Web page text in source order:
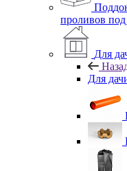
проливов
Для
Для